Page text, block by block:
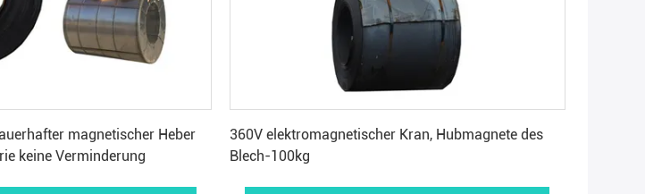
magnetischer Heber
keine Verminderung
360V elektromagnetischer Kran, Hubmagnete des
Blech-100kg